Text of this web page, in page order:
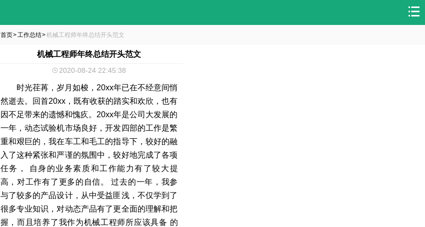
首页> 工作总结>机械工程师年终总结开头范文
机械工程师年终总结开头范文
2020-08-24 22:45:38
时光荏苒，岁月如梭，20xx年已在不经意间悄
然逝去。回首20xx，既有收获的踏实和欢欣，也有
因不足带来的遗憾和愧疚。20xx年是公司大发展的
一年，动态试验机市场良好，开发四部的工作是繁
重和艰巨的，我在车工和毛工的指导下，较好的融
入了这种紧张和严谨的氛围中，较好地完成了各项
任务， 自身的业务素质和工作能力有了较大提
高，对工作有了更多的自信。 过去的一年，我参
与了较多的产品设计，从中受益匪浅，不仅学到了
很多专业知识，对动态产品有了更全面的理解和把
握，而且培养了我作为机械工程师所应该具备 的